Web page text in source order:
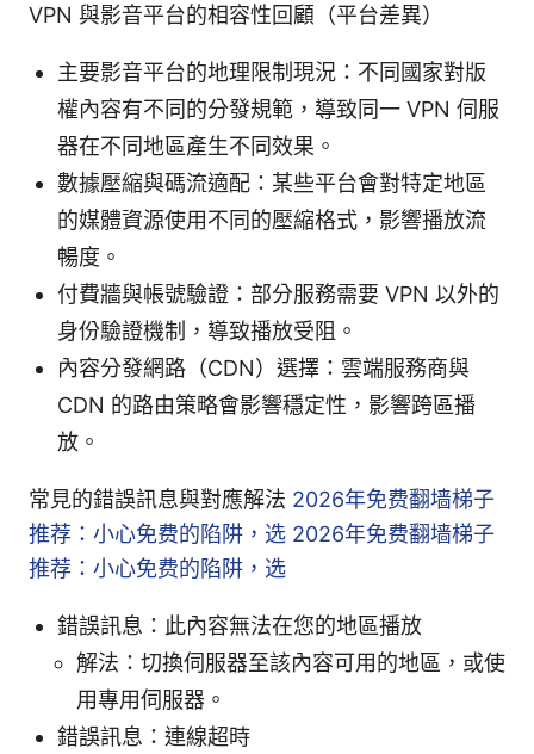
VPN 與影音平台的相容性回顧（平台差異）
主要影音平台的地理限制現況：不同國家對版
權內容有不同的分發規範，導致同一 VPN 伺服
器在不同地區產生不同效果。
數據壓縮與碼流適配：某些平台會對特定地區
的媒體資源使用不同的壓縮格式，影響播放流
暢度。
付費牆與帳號驗證：部分服務需要 VPN 以外的
身份驗證機制，導致播放受阻。
內容分發網路（CDN）選擇：雲端服務商與
CDN 的路由策略會影響穩定性，影響跨區播
放。
常見的錯誤訊息與對應解法 2026年免费翻墙梯子
推荐：小心免费的陷阱，选 2026年免费翻墙梯子
推荐：小心免费的陷阱，选
錯誤訊息：此內容無法在您的地區播放
解法：切換伺服器至該內容可用的地區，或使
用專用伺服器。
錯誤訊息：連線超時